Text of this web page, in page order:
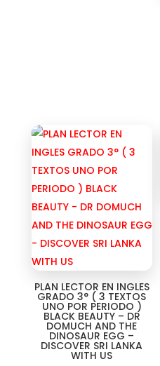
PLAN LECTOR EN INGLES
GRADO 3° ( 3 TEXTOS
UNO POR PERIODO )
BLACK BEAUTY – DR
DOMUCH AND THE
DINOSAUR EGG –
DISCOVER SRI LANKA
WITH US